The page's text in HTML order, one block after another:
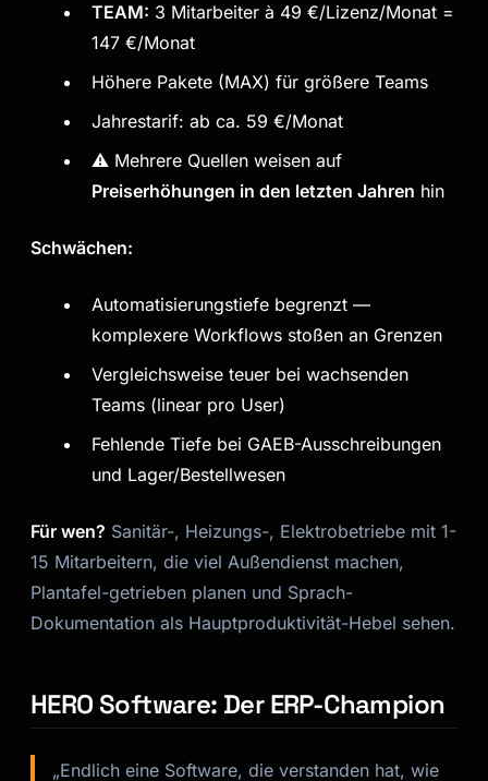
TEAM: 3 Mitarbeiter à 49 €/Lizenz/Monat =
147 €/Monat
Höhere Pakete (MAX) für größere Teams
Jahrestarif: ab ca. 59 €/Monat
⚠️ Mehrere Quellen weisen auf
Preiserhöhungen in den letzten Jahren hin
Schwächen:
Automatisierungstiefe begrenzt —
komplexere Workflows stoßen an Grenzen
Vergleichsweise teuer bei wachsenden
Teams (linear pro User)
Fehlende Tiefe bei GAEB-Ausschreibungen
und Lager/Bestellwesen
Für wen? Sanitär-, Heizungs-, Elektrobetriebe mit 1-
15 Mitarbeitern, die viel Außendienst machen,
Plantafel-getrieben planen und Sprach-
Dokumentation als Hauptproduktivität-Hebel sehen.
HERO Software: Der ERP-Champion
„Endlich eine Software, die verstanden hat, wie